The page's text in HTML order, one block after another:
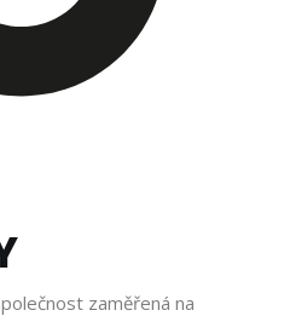
zaměřená na